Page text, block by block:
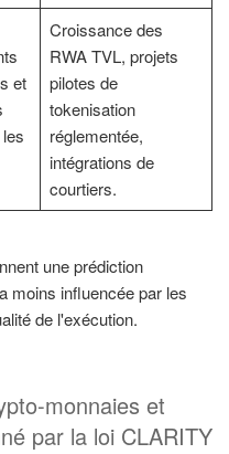
et
Croissance des
RWA TVL, projets
pilotes de
tokenisation
réglementée,
intégrations de
courtiers.
une prédiction
moins influencée par les
de l'exécution.
monnaies et
par la loi CLARITY